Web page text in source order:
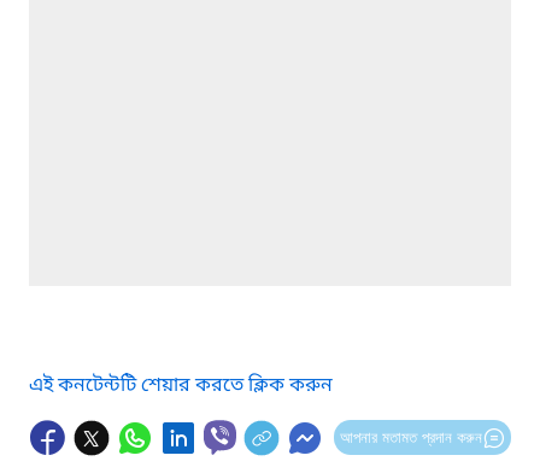
এই কনটেন্টটি শেয়ার করতে ক্লিক করুন
আপনার মতামত প্রদান করুন